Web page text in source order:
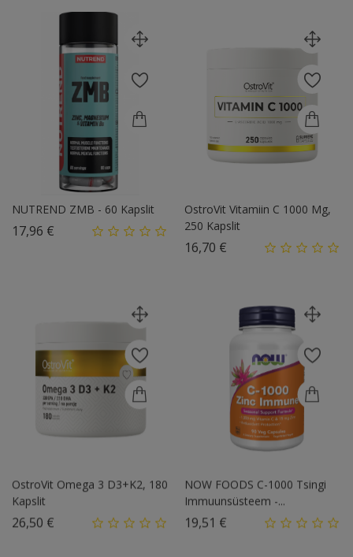
NUTREND ZMB - 60 Kapslit
17,96 €
OstroVit Vitamiin C 1000 Mg,
250 Kapslit
16,70 €
OstroVit Omega 3 D3+K2, 180
Kapslit
26,50 €
NOW FOODS C-1000 Tsingi
Immuunsüsteem -...
19,51 €